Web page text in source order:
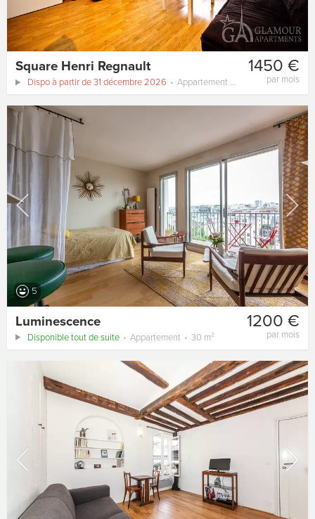
1450 €
par mois
Square Henri Regnault
Dispo à partir de 31 décembre 2026 Appartement
5
1200 €
par mois
Luminescence
Disponible tout de suite Appartement 30 m²